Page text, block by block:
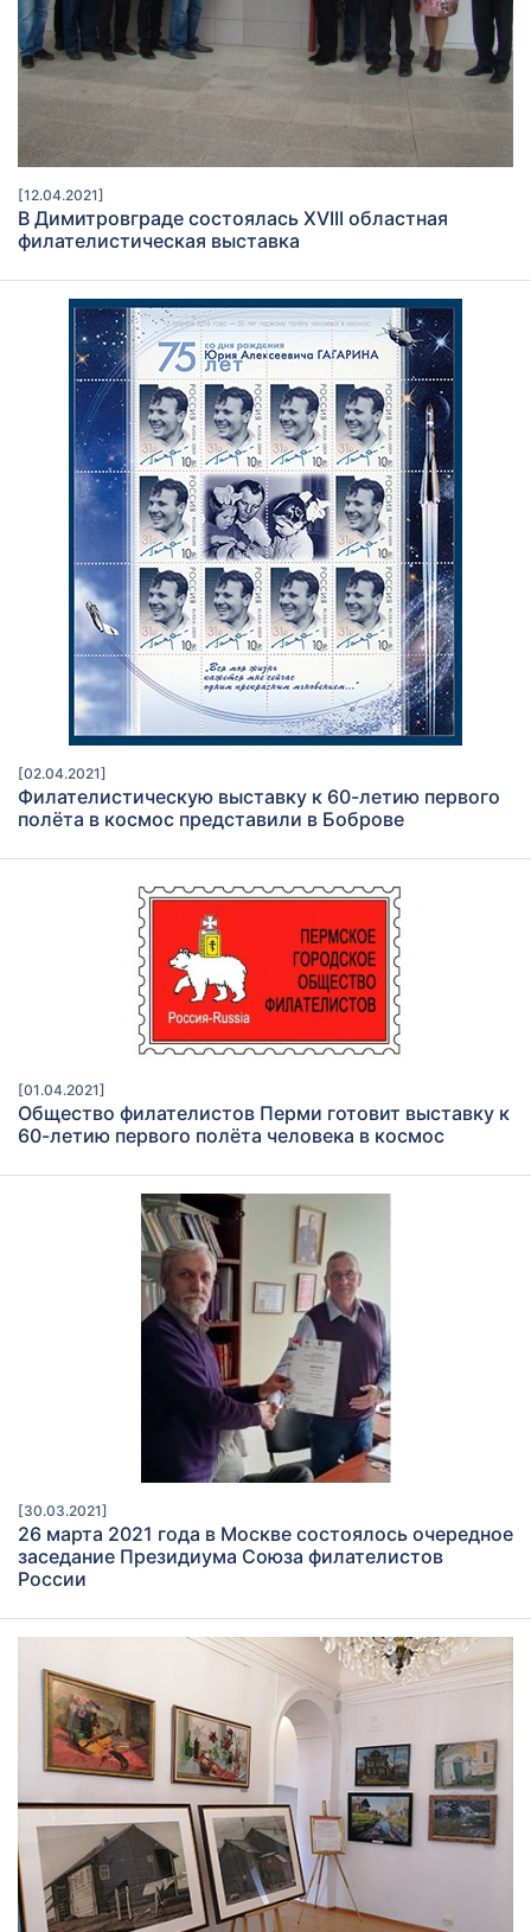
[12.04.2021]
В Димитровграде состоялась XVIII областная
филателистическая выставка
[02.04.2021]
Филателистическую выставку к 60-летию первого
полёта в космос представили в Боброве
[01.04.2021]
Общество филателистов Перми готовит выставку к
60-летию первого полёта человека в космос
[30.03.2021]
26 марта 2021 года в Москве состоялось очередное
заседание Президиума Союза филателистов
России